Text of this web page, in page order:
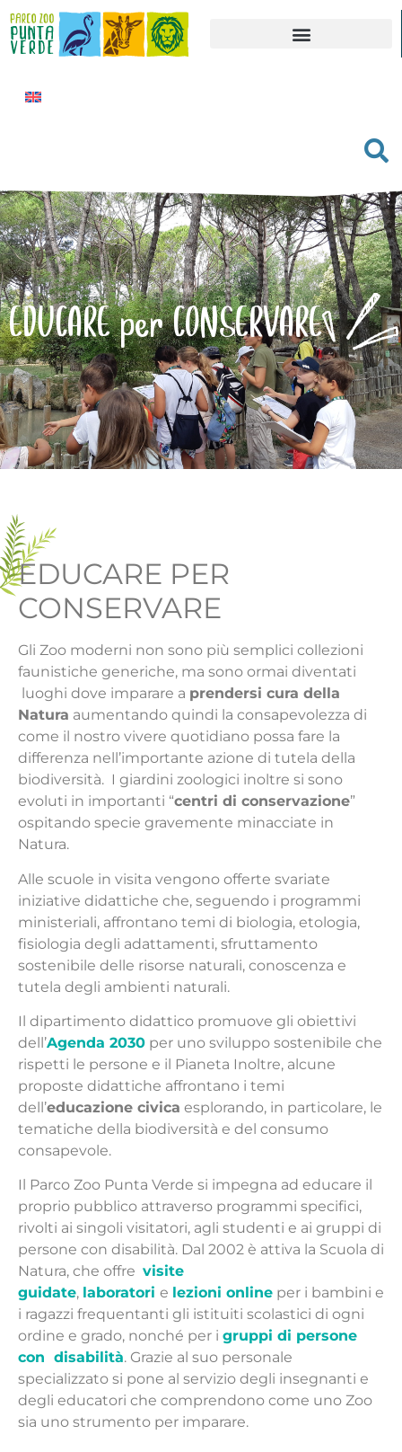
EDUCARE per CONSERVARE
EDUCARE PER
CONSERVARE
Gli Zoo moderni non sono più semplici collezioni
faunistiche generiche, ma sono ormai diventati
luoghi dove imparare a prendersi cura della
Natura aumentando quindi la consapevolezza di
come il nostro vivere quotidiano possa fare la
differenza nell’importante azione di tutela della
biodiversità. I giardini zoologici inoltre si sono
evoluti in importanti “centri di conservazione”
ospitando specie gravemente minacciate in
Natura.
Alle scuole in visita vengono offerte svariate
iniziative didattiche che, seguendo i programmi
ministeriali, affrontano temi di biologia, etologia,
fisiologia degli adattamenti, sfruttamento
sostenibile delle risorse naturali, conoscenza e
tutela degli ambienti naturali.
Il dipartimento didattico promuove gli obiettivi
dell’Agenda 2030 per uno sviluppo sostenibile che
rispetti le persone e il Pianeta Inoltre, alcune
proposte didattiche affrontano i temi
dell’educazione civica esplorando, in particolare, le
tematiche della biodiversità e del consumo
consapevole.
Il Parco Zoo Punta Verde si impegna ad educare il
proprio pubblico attraverso programmi specifici,
rivolti ai singoli visitatori, agli studenti e ai gruppi di
persone con disabilità. Dal 2002 è attiva la Scuola di
Natura, che offre visite
guidate, laboratori e lezioni online per i bambini e
i ragazzi frequentanti gli istituiti scolastici di ogni
ordine e grado, nonché per i gruppi di persone
con disabilità. Grazie al suo personale
specializzato si pone al servizio degli insegnanti e
degli educatori che comprendono come uno Zoo
sia uno strumento per imparare.